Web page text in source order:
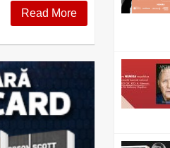
Read More